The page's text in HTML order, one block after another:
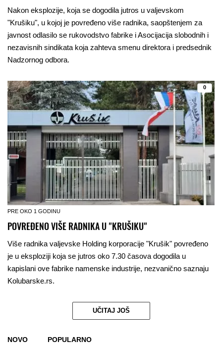
Nakon eksplozije, koja se dogodila jutros u valjevskom
"Krušiku", u kojoj je povređeno više radnika, saopštenjem za
javnost odlasilo se rukovodstvo fabrike i Asocijacija slobodnih i
nezavisnih sindikata koja zahteva smenu direktora i predsednik
Nadzornog odbora.
0
PRE OKO 1 GODINU
POVREĐENO VIŠE RADNIKA U "KRUŠIKU"
Više radnika valjevske Holding korporacije "Krušik" povređeno
je u eksploziji koja se jutros oko 7.30 časova dogodila u
kapislani ove fabrike namenske industrije, nezvanično saznaju
Kolubarske.rs.
UČITAJ JOŠ
NOVO POPULARNO